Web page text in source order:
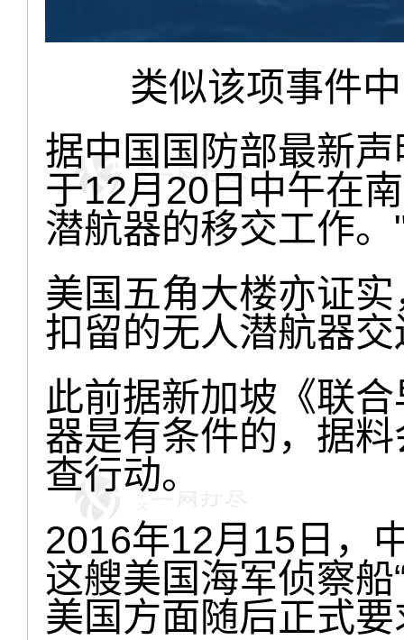
类似该项事件
据中国国防部最新
于12月20日中午在
潜航器的移交工作。
美国五角大楼亦证
扣留的无人潜航器
此前据新加坡《联
器是有条件的，据
查行动。
2016年12月15日，
这艘美国海军侦察船
美国方面随后正式